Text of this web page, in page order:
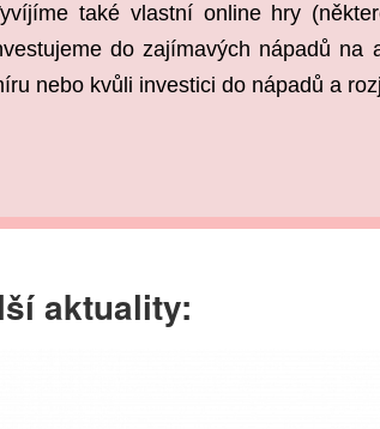
také vlastní online hry
do zajímavých nápadů
nebo kvůli investici do nápadů a
aktuality: